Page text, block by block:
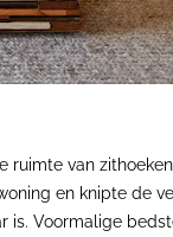
van
en knipte de
Voormalige